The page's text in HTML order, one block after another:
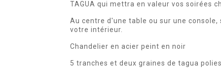
TAGUA qui mettra en valeur vos soirées
Au centre d'une table ou sur une
votre intérieur.
Chandelier en acier peint en noir
5 tranches et deux graines de tagua